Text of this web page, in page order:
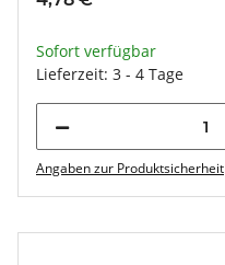
Sofort verfügbar
Lieferzeit: 3 - 4 Tage
Angaben zur Produktsicherheit